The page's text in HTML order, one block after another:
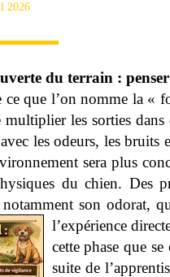
2026
du terrain :
ce que l’on nomme la «
les sorties dans
les odeurs, les bruits
sera plus
du chien. Des
notamment son odorat,
l’expérience
cette phase que
suite de